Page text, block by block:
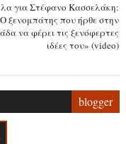
για Στέφανο Κασσελάκη:
ξενομπάτης που ήρθε στην
να φέρει τις ξενόφερτες
ιδέες του» (video)
blogger